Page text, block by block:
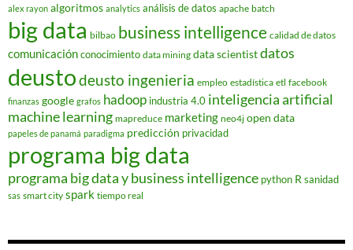
alex rayon algoritmos analytics análisis de datos apache batch
big data bilbao business intelligence calidad de datos
comunicaciónconocimiento data mining data scientistdatos
deustodeusto ingenieria empleo estadística etl facebook
finanzas google grafos hadoop industria 4.0 inteligencia artificial
machine learning mapreduce marketing neo4j open data
papeles de panamá paradigma predicción privacidad
programa big data
programa big data y business intelligence python R sanidad
sas smart city spark tiempo real